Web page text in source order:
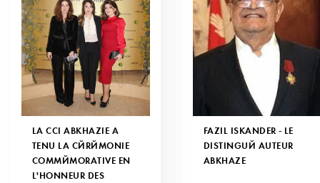
LA CCI ABKHAZIE A
TENU LA CÉRÉMONIE
COMMÉMORATIVE EN
L'HONNEUR DES
FAZIL ISKANDER - LE
DISTINGUÉ AUTEUR
ABKHAZE